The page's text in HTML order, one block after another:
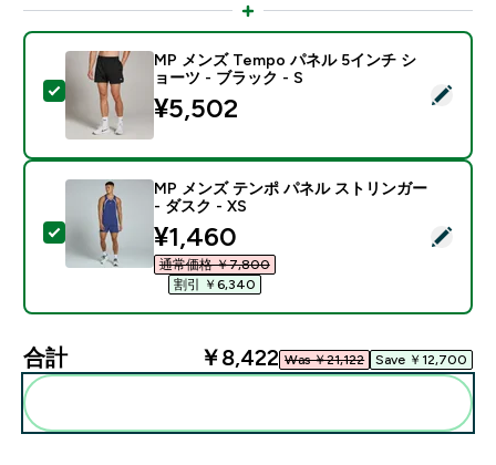
この商品を選択 - MP メンズ Tempo パネル 5インチ
MP メンズ Tempo パネル 5インチ シ
ョーツ - ブラック - S
¥5,502‎
この商品を選択 - MP メンズ テンポ パネル ストリン
MP メンズ テンポ パネル ストリンガー
- ダスク - XS
discounted price
¥1,460‎
通常価格 ￥7,800‎
割引 ￥6,340‎
合計 ￥8,422‎ Was ￥21,122‎ Save ￥12,700‎